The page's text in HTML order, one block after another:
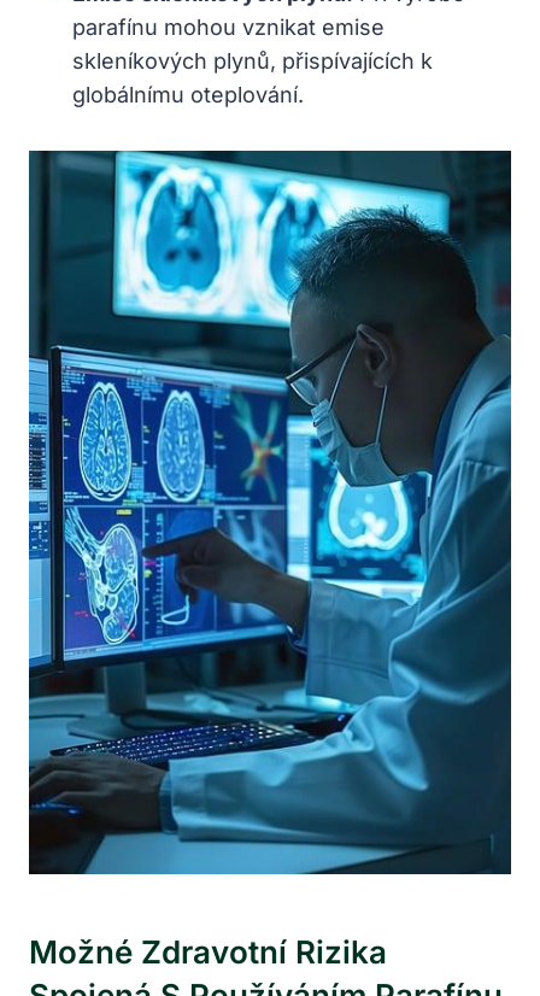
parafínu mohou vznikat emise
skleníkových plynů, přispívajících k
globálnímu oteplování.
Možné Zdravotní Rizika